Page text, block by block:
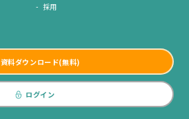
採用
資料ダウンロード(無料)
ログイン